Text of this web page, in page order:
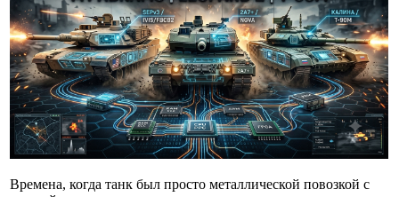
Времена, когда танк был просто металлической повозкой с